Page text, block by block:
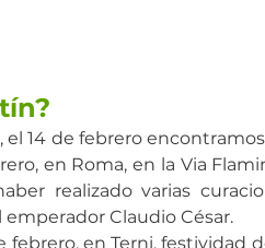
14 de febrero
en Roma, en la Via
realizado varias
Claudio César.
febrero, en Terni, festividad